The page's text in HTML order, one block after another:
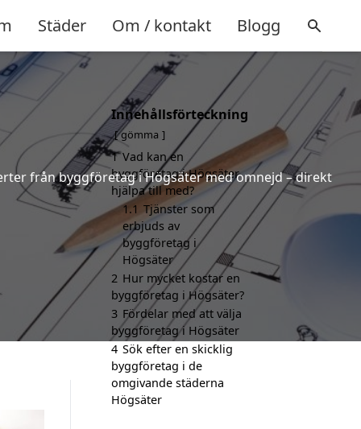
Städer Om / kontakt Blogg
från byggföretag i Högsäter med omnejd – direkt
Innehållsförteckning
gömma
1 Vad kan en
byggföretag i Högsäter
hjälpa till med?
1.1 Tjänster som
erbjuds av
byggföretag i
Högsäter
2 Hur mycket kostar en
byggföretag i Högsäter?
3 Fördelar med att välja
byggföretag i Högsäter
4 Sök efter en skicklig
byggföretag i de
omgivande städerna
Högsäter